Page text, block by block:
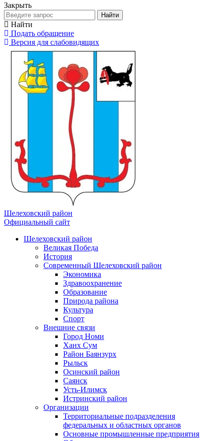
Закрыть
Найти
Найти
Подать обращение
Версия для слабовидящих
Шелеховский район
Официальный сайт
Шелеховский район
Великая Победа
История
Современный Шелеховский район
Экономика
Здравоохранение
Образование
Природа района
Культура
Спорт
Внешние связи
Город Номи
Ханх Сум
Район Баянзурх
Рыльск
Осинский район
Саянск
Усть-Илимск
Истринский район
Организации
Территориальные подразделения
федеральных и областных органов
Основные промышленные предприятия